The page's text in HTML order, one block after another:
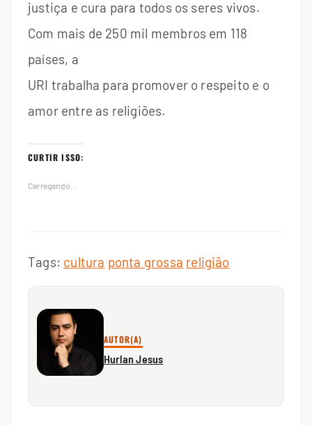
justiça e cura para todos os seres vivos.
Com mais de 250 mil membros em 118
países, a
URI trabalha para promover o respeito e o
amor entre as religiões.
CURTIR ISSO:
Carregando...
Tags: cultura ponta grossa religião
AUTOR(A)
Hurlan Jesus